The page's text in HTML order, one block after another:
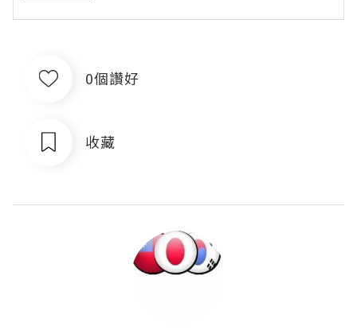
0個讚好
收藏